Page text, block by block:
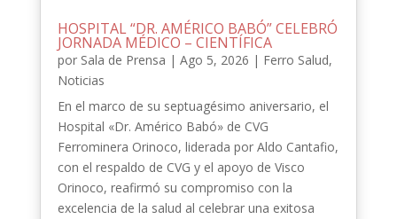
HOSPITAL “DR. AMÉRICO BABÓ” CELEBRÓ
JORNADA MÉDICO – CIENTÍFICA
por Sala de Prensa | Ago 5, 2026 | Ferro Salud,
Noticias
En el marco de su septuagésimo aniversario, el
Hospital «Dr. Américo Babó» de CVG
Ferrominera Orinoco, liderada por Aldo Cantafio,
con el respaldo de CVG y el apoyo de Visco
Orinoco, reafirmó su compromiso con la
excelencia de la salud al celebrar una exitosa